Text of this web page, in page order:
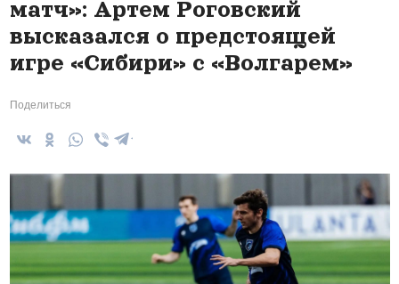
матч»: Артем Роговский
высказался о предстоящей
игре «Сибири» с «Волгарем»
Поделиться